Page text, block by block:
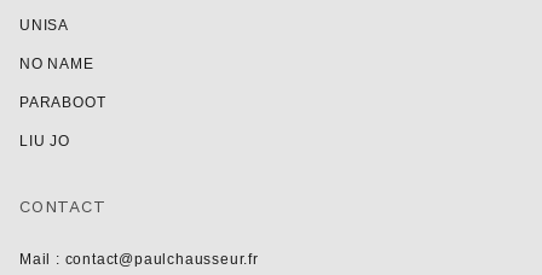
UNISA
NO NAME
PARABOOT
LIU JO
CONTACT
Mail : contact@paulchausseur.fr